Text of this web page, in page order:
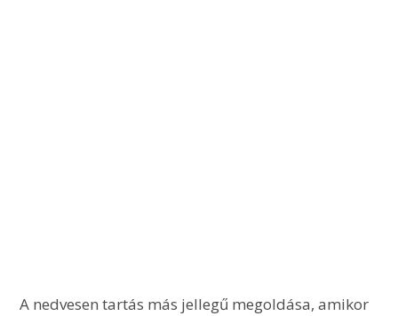
A nedvesen tartás más jellegű megoldása, amikor